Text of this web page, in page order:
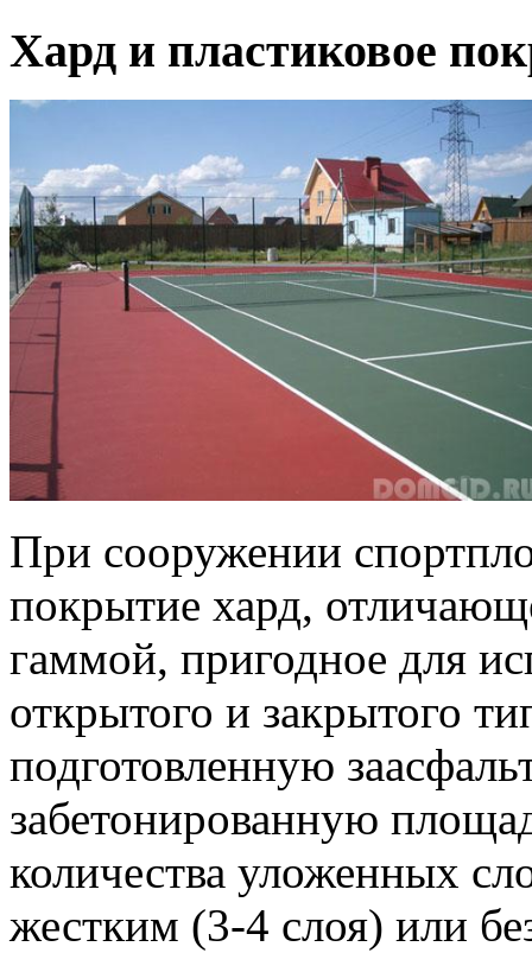
Хард и пластиковое
При сооружении
покрытие хард,
гаммой, пригодное для
открытого и закрытого
подготовленную
забетонированную
количества уложенных
жестким (3-4 слоя) или